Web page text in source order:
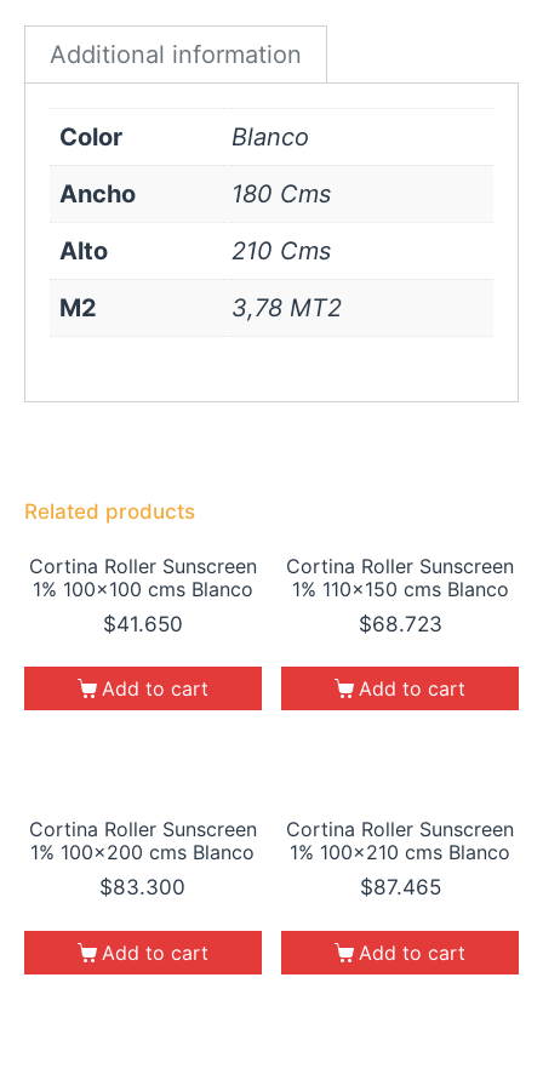
Additional information
Color
Blanco
Ancho
180 Cms
Alto
210 Cms
M2
3,78 MT2
Related products
Cortina Roller Sunscreen
1% 100×100 cms Blanco
$41.650
Add to cart
Cortina Roller Sunscreen
1% 110×150 cms Blanco
$68.723
Add to cart
Cortina Roller Sunscreen
1% 100×200 cms Blanco
$83.300
Add to cart
Cortina Roller Sunscreen
1% 100×210 cms Blanco
$87.465
Add to cart